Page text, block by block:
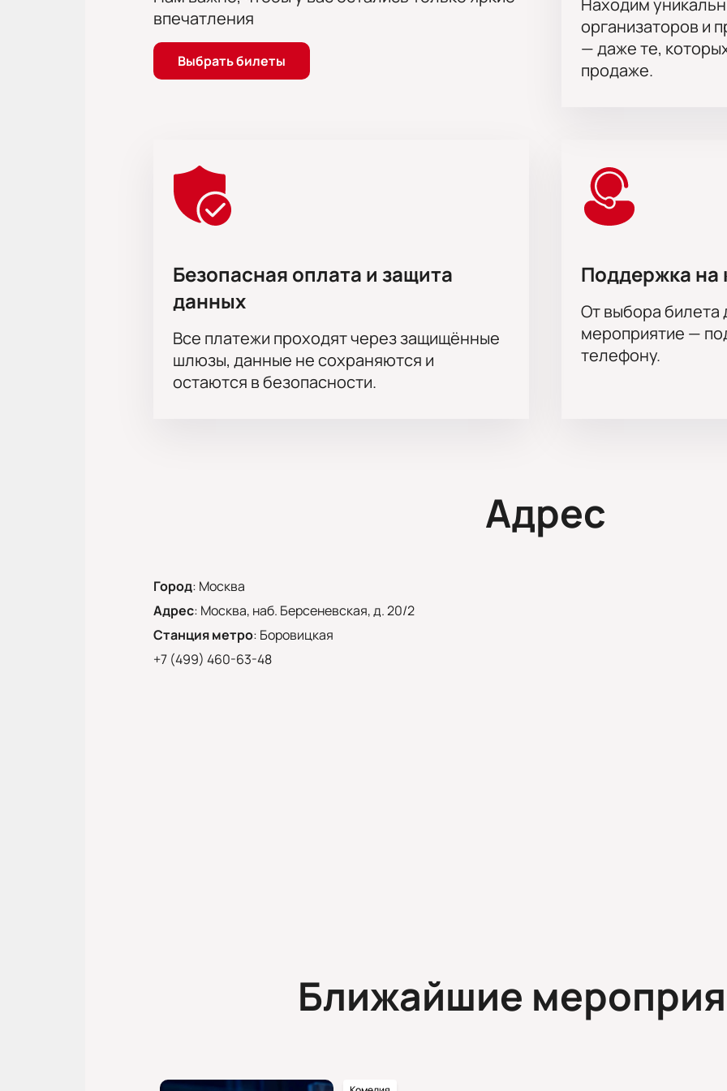
и захватывающего сюжета. Спешите купить билеты на нашем сайте и насладиться этим ярким
впечатления
Выбрать билеты
организаторов и
— даже те,
продаже.
Безопасная оплата и защита
данных
Все платежи проходят через защищённые
шлюзы, данные не сохраняются и
остаются в безопасности.
Поддержка на
От выбора билета
мероприятие —
телефону.
Адрес
Город: Москва
Адрес: Москва, наб. Берсеневская, д. 20/2
Станция метро: Боровицкая
+7 (499) 460-63-48
Ближайшие